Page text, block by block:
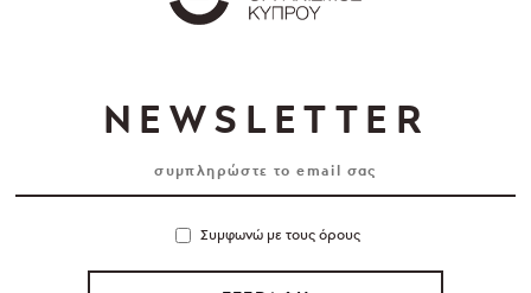
NEWSLETTER
Συμφωνώ με τους όρους